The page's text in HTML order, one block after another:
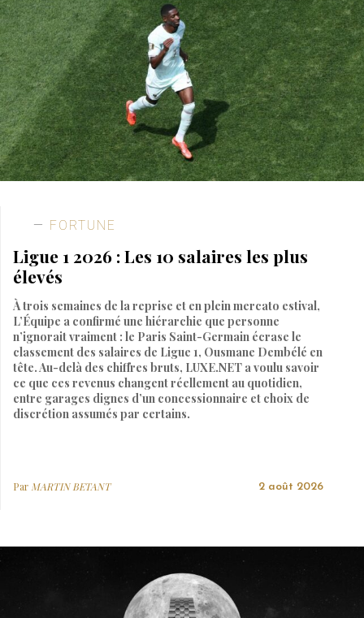
FORTUNE
Ligue 1 2026 : Les 10 salaires les plus
élevés
À trois semaines de la reprise et en plein mercato estival,
L’Équipe a confirmé une hiérarchie que personne
n’ignorait vraiment : le Paris Saint-Germain écrase le
classement des salaires de Ligue 1, Ousmane Dembélé en
tête. Au-delà des chiffres bruts, LUXE.NET a voulu savoir
ce que ces revenus changent réellement au quotidien,
entre garages dignes d’un concessionnaire et choix de
discrétion assumés par certains.
Par MARTIN BETANT 2 août 2026